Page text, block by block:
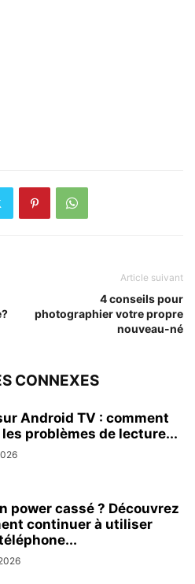
Article suivant
4 conseils pour
photographier votre propre
nouveau-né
CONNEXES
Android TV : comment
problèmes de lecture...
power cassé ? Découvrez
continuer à utiliser